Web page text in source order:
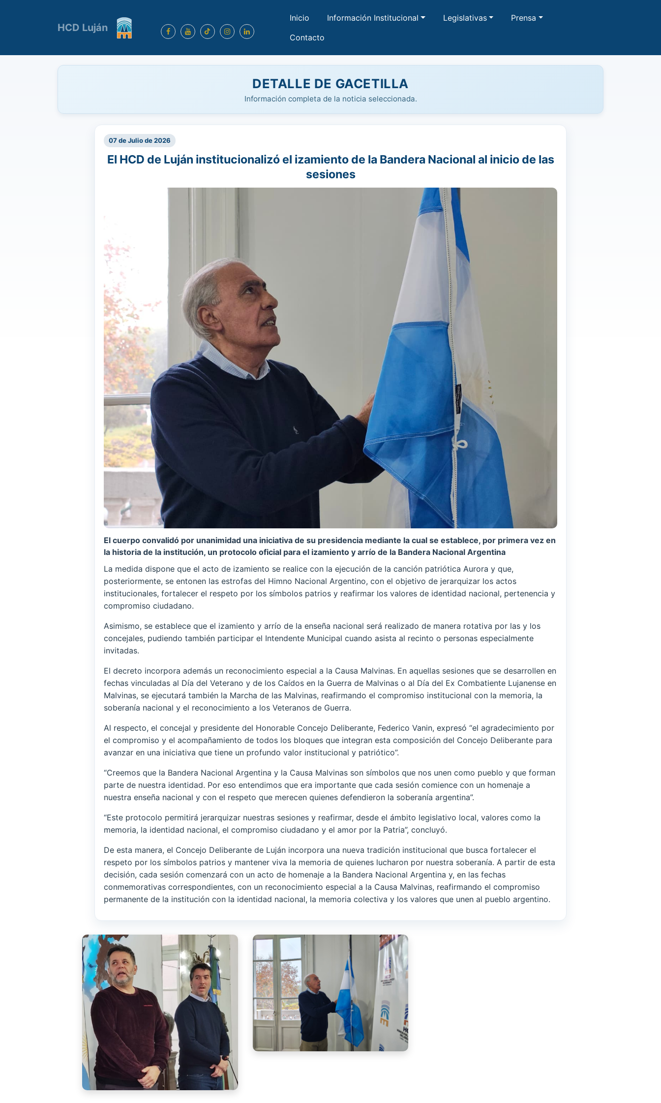
HCD Luján
Inicio Información Institucional Legislativas
Prensa
Contacto
DETALLE DE GACETILLA
Información completa de la noticia seleccionada.
07 de Julio de 2026
El HCD de Luján institucionalizó el izamiento de la Bandera Nacional al inicio de las
sesiones
El cuerpo convalidó por unanimidad una iniciativa de su presidencia mediante la cual se establece, por primera vez en
la historia de la institución, un protocolo oficial para el izamiento y arrío de la Bandera Nacional Argentina
La medida dispone que el acto de izamiento se realice con la ejecución de la canción patriótica Aurora y que,
posteriormente, se entonen las estrofas del Himno Nacional Argentino, con el objetivo de jerarquizar los actos
institucionales, fortalecer el respeto por los símbolos patrios y reafirmar los valores de identidad nacional, pertenencia y
compromiso ciudadano.
Asimismo, se establece que el izamiento y arrío de la enseña nacional será realizado de manera rotativa por las y los
concejales, pudiendo también participar el Intendente Municipal cuando asista al recinto o personas especialmente
invitadas.
El decreto incorpora además un reconocimiento especial a la Causa Malvinas. En aquellas sesiones que se desarrollen en
fechas vinculadas al Día del Veterano y de los Caídos en la Guerra de Malvinas o al Día del Ex Combatiente Lujanense en
Malvinas, se ejecutará también la Marcha de las Malvinas, reafirmando el compromiso institucional con la memoria, la
soberanía nacional y el reconocimiento a los Veteranos de Guerra.
Al respecto, el concejal y presidente del Honorable Concejo Deliberante, Federico Vanin, expresó “el agradecimiento por
el compromiso y el acompañamiento de todos los bloques que integran esta composición del Concejo Deliberante para
avanzar en una iniciativa que tiene un profundo valor institucional y patriótico”.
“Creemos que la Bandera Nacional Argentina y la Causa Malvinas son símbolos que nos unen como pueblo y que forman
parte de nuestra identidad. Por eso entendimos que era importante que cada sesión comience con un homenaje a
nuestra enseña nacional y con el respeto que merecen quienes defendieron la soberanía argentina”.
“Este protocolo permitirá jerarquizar nuestras sesiones y reafirmar, desde el ámbito legislativo local, valores como la
memoria, la identidad nacional, el compromiso ciudadano y el amor por la Patria”, concluyó.
De esta manera, el Concejo Deliberante de Luján incorpora una nueva tradición institucional que busca fortalecer el
respeto por los símbolos patrios y mantener viva la memoria de quienes lucharon por nuestra soberanía. A partir de esta
decisión, cada sesión comenzará con un acto de homenaje a la Bandera Nacional Argentina y, en las fechas
conmemorativas correspondientes, con un reconocimiento especial a la Causa Malvinas, reafirmando el compromiso
permanente de la institución con la identidad nacional, la memoria colectiva y los valores que unen al pueblo argentino.